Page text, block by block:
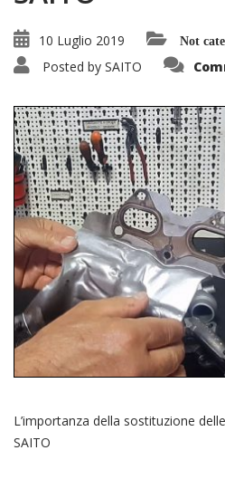
10 Luglio 2019 Not
Posted by SAITO
L’importanza della sostituzione
SAITO